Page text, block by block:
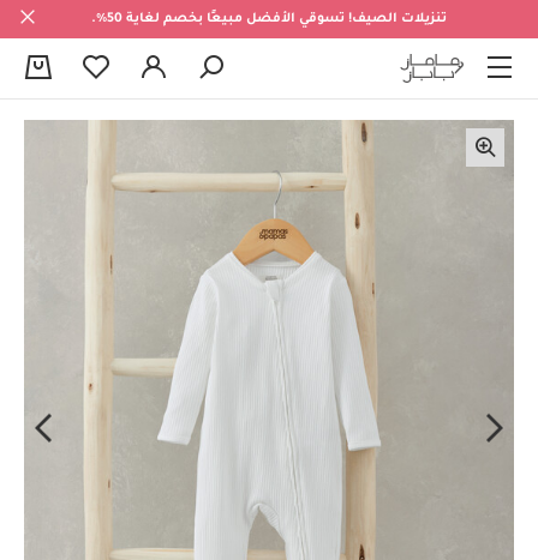
تنزيلات الصيف! تسوقي الأفضل مبيعًا بخصم لغاية 50%.